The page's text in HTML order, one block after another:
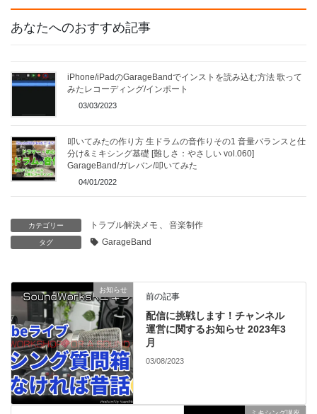
あなたへのおすすめ記事
iPhone/iPadのGarageBandでインストを読み込む方法 歌って
みたレコーディング/インポート
03/03/2023
叩いてみたの作り方 生ドラムの音作りその1 音量バランスと仕
分け&ミキシング基礎 [難しさ：やさしい vol.060]
GarageBand/ガレバン/叩いてみた
04/01/2022
カテゴリー トラブル解決メモ 音楽制作
タグ GarageBand
お知らせ
前の記事
配信に挑戦します！チャンネル
運営に関するお知らせ 2023年3
月
03/08/2023